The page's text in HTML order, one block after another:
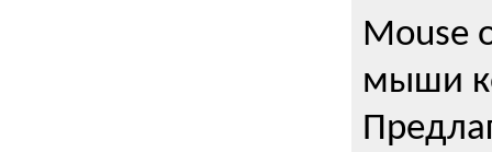
Mouse
мыши